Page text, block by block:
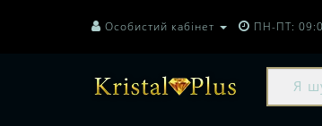
Особистий кабінет ПН-ПТ: